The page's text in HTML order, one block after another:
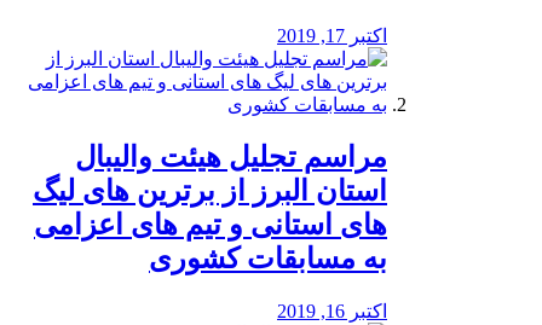
اکتبر 17, 2019
مراسم تجلیل هیئت والیبال
استان البرز از برترین های لیگ
های استانی و تیم های اعزامی
به مسابقات کشوری
اکتبر 16, 2019